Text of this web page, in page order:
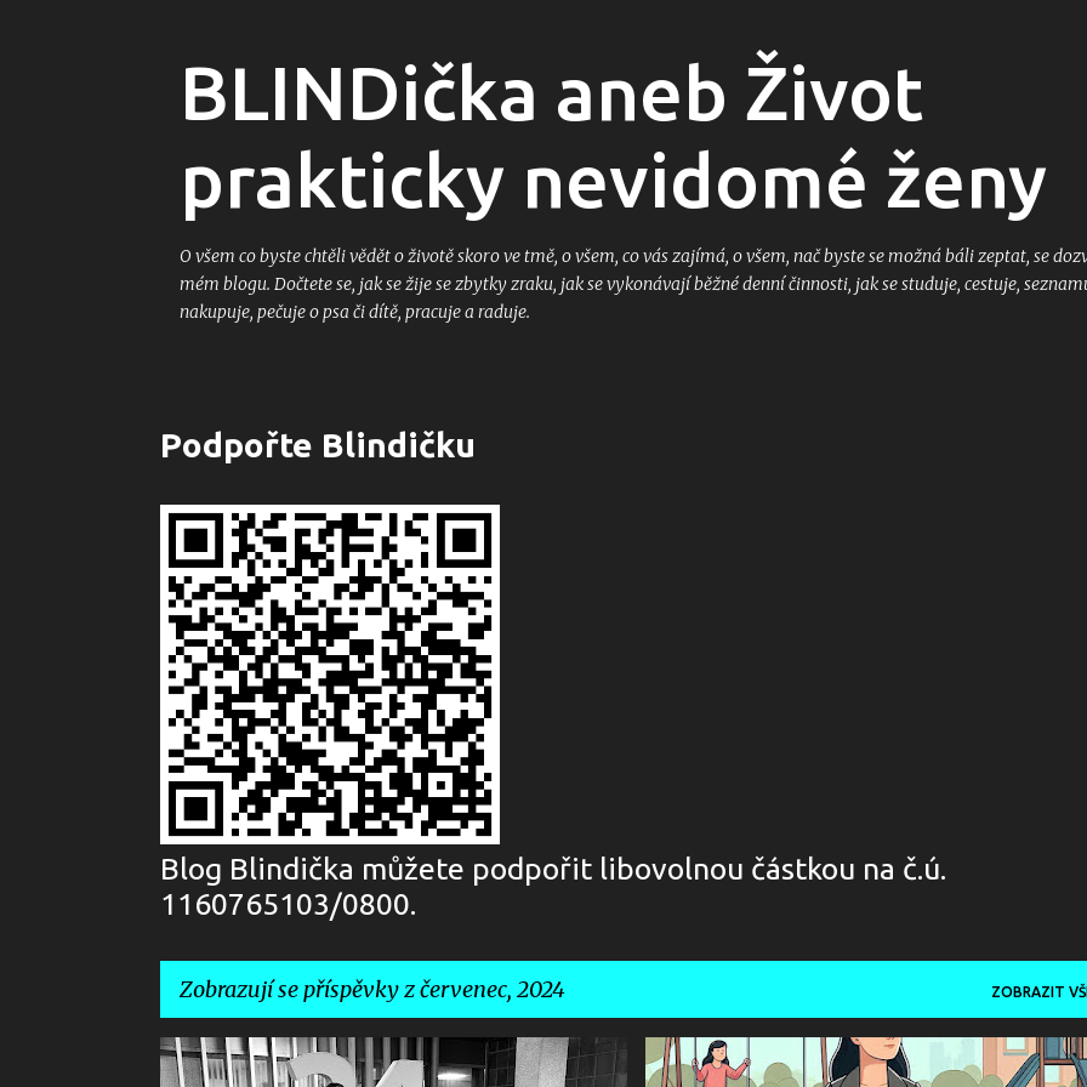
BLINDička aneb Život
prakticky nevidomé ženy
O všem co byste chtěli vědět o životě skoro ve tmě, o všem, co vás zajímá, o všem, nač byste se možná báli zeptat, se
mém blogu. Dočtete se, jak se žije se zbytky zraku, jak se vykonávají běžné denní činnosti, jak se studuje, cestuje,
nakupuje, pečuje o psa či dítě, pracuje a raduje.
Podpořte Blindičku
Blog Blindička můžete podpořit libovolnou částkou na č.ú.
1160765103/0800.
Zobrazují se příspěvky z červenec, 2024 ZOBRAZIT